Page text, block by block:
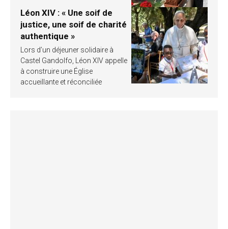
Léon XIV : « Une soif de
justice, une soif de charité
authentique »
Lors d’un déjeuner solidaire à
Castel Gandolfo, Léon XIV appelle
à construire une Église
accueillante et réconciliée